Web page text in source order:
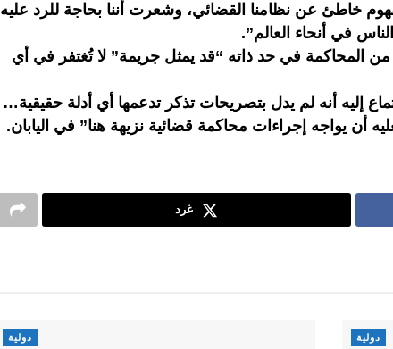
خاطئ عن نظامنا القضائي، وشعرت أننا بحاجة للرد عليه
في أنحاء العالم”.
في حد ذاته “قد يمثل جريمة” لا تُغتفر في أي
إليه أنه لم يدل بتصريحات تذكر تدعمها أي أدلة حقيقية…
أن يواجه إجراءات محاكمة قضائية نزيهة هنا” في اليابان.
غرد
دولية دولية